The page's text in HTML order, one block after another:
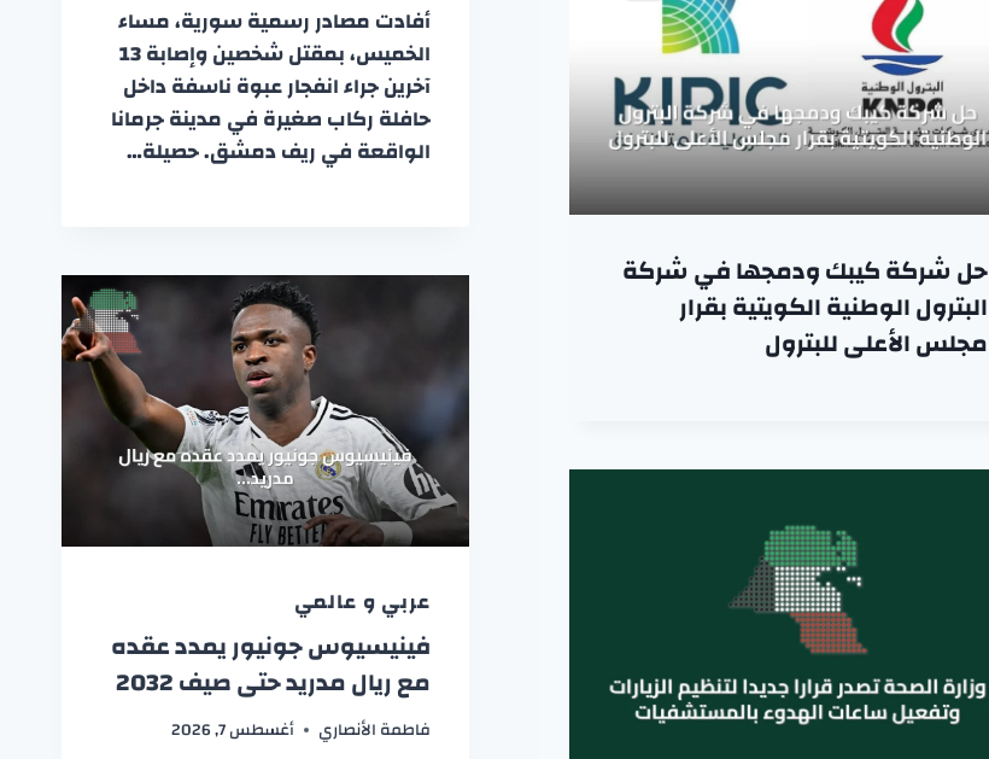
حل شركة كيبك ودمجها في شركة
البترول الوطنية الكويتية بقرار
مجلس الأعلى للبترول
أفادت مصادر رسمية سورية، مساء
الخميس، بمقتل شخصين وإصابة 13
آخرين جراء انفجار عبوة ناسفة داخل
حافلة ركاب صغيرة في مدينة جرمانا
الواقعة في ريف دمشق. حصيلة…
عربي و عالمي
فينيسيوس جونيور يمدد عقده
مع ريال مدريد حتى صيف 2032
فاطمة الأنصاري أغسطس 7, 2026